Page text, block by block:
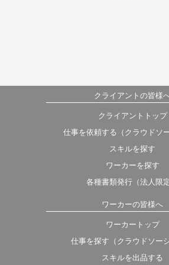
クライアントの皆様
クライアントトップ
仕事を依頼する（クラウドソ
スキルを探す
ワーカーを探す
各種書類発行（法人限定
ワーカーの皆様へ
ワーカートップ
仕事を探す（クラウドソーシ
スキルを出品する